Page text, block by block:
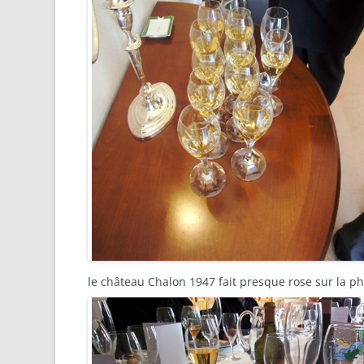
le château Chalon 1947 fait presque rose sur la